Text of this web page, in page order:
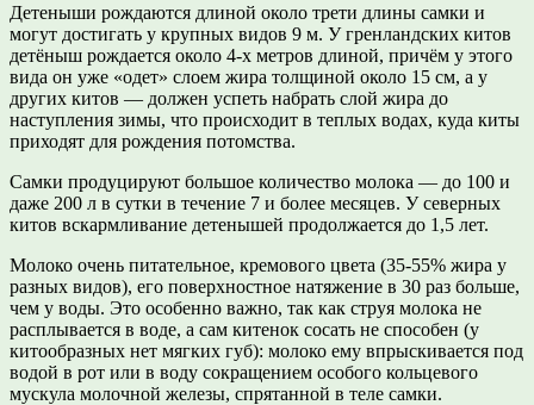
Детеныши рождаются длиной около трети длины самки и
могут достигать у крупных видов 9 м. У гренландских китов
детёныш рождается около 4-х метров длиной, причём у этого
вида он уже «одет» слоем жира толщиной около 15 см, а у
других китов — должен успеть набрать слой жира до
наступления зимы, что происходит в теплых водах, куда киты
приходят для рождения потомства.
Самки продуцируют большое количество молока — до 100 и
даже 200 л в сутки в течение 7 и более месяцев. У северных
китов вскармливание детенышей продолжается до 1,5 лет.
Молоко очень питательное, кремового цвета (35-55% жира у
разных видов), его поверхностное натяжение в 30 раз больше,
чем у воды. Это особенно важно, так как струя молока не
расплывается в воде, а сам китенок сосать не способен (у
китообразных нет мягких губ): молоко ему впрыскивается под
водой в рот или в воду сокращением особого кольцевого
мускула молочной железы, спрятанной в теле самки.